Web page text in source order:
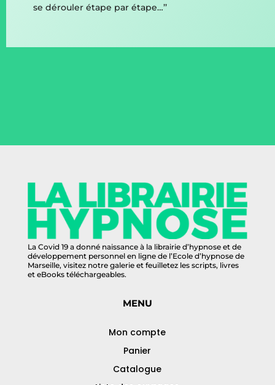
se dérouler étape par étape…’’
La Covid 19 a donné naissance à la librairie d’hypnose et de
développement personnel en ligne de l’Ecole d’hypnose de
Marseille, visitez notre galerie et feuilletez les scripts, livres
et eBooks téléchargeables.
MENU
Mon compte
Panier
Catalogue